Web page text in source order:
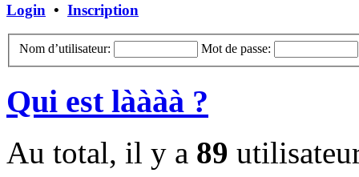
Login • Inscription
Nom d’utilisateur: Mot de passe:
Qui est làààà ?
Au total, il y a 89